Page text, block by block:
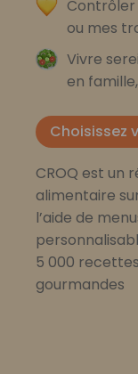
ou mes
Vivre
en
Choisissez
CROQ est un
alimentaire
l’aide de
5 000 recettes
gourmandes